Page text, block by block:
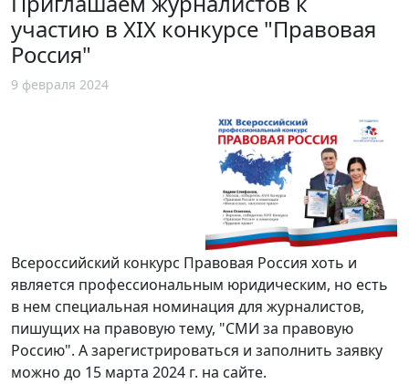
участию в XIX конкурсе "Правовая
Россия"
9 февраля 2024
Всероссийский конкурс Правовая Россия хоть и
является профессиональным юридическим, но есть
в нем специальная номинация для журналистов,
пишущих на правовую тему, "СМИ за правовую
Россию". А зарегистрироваться и заполнить заявку
можно до 15 марта 2024 г. на сайте.